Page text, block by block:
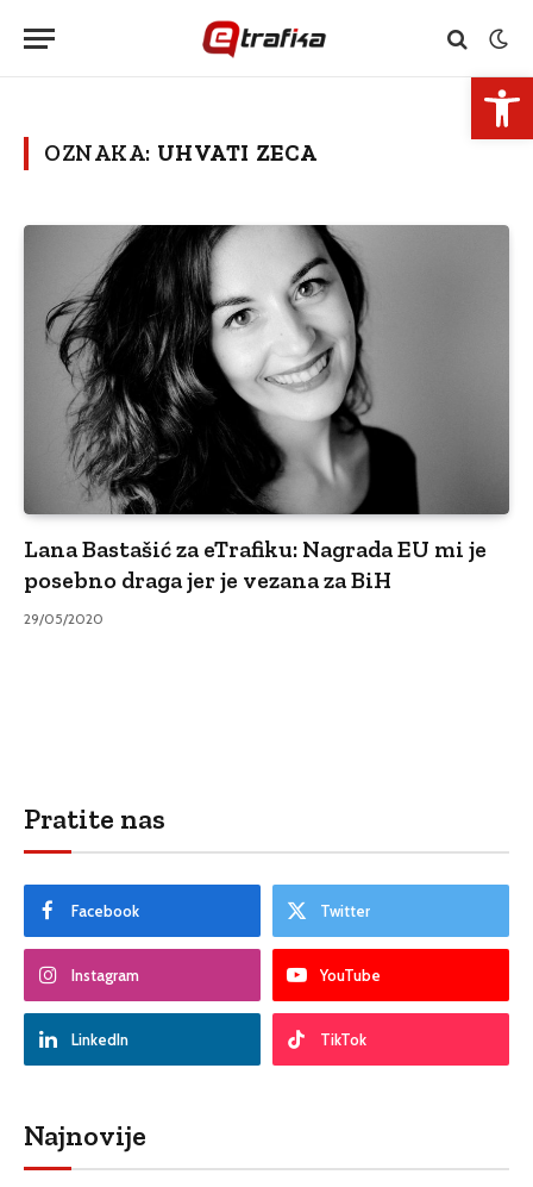
OZNAKA: UHVATI ZECA
Lana Bastašić za eTrafiku: Nagrada EU mi je
posebno draga jer je vezana za BiH
29/05/2020
Pratite nas
Facebook Twitter
Instagram YouTube
LinkedIn TikTok
Najnovije